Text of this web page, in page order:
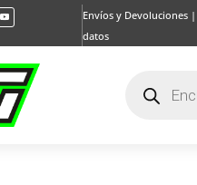
Envíos y Devoluciones|
datos
productos